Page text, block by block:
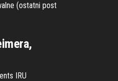
(ostatni post
IRU